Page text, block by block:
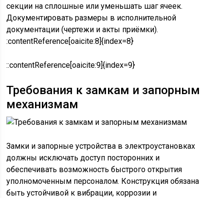
секции на сплошные или уменьшать шаг ячеек.
Документировать размеры в исполнительной
документации (чертежи и акты приёмки).
:contentReference[oaicite:8]{index=8}
::contentReference[oaicite:9]{index=9}
Требования к замкам и запорным
механизмам
Замки и запорные устройства в электроустановках
должны исключать доступ посторонних и
обеспечивать возможность быстрого открытия
уполномоченным персоналом. Конструкция обязана
быть устойчивой к вибрации, коррозии и